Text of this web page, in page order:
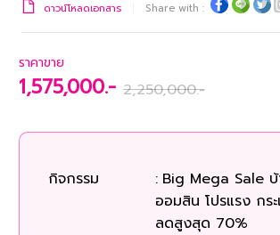
ดาวน์โหลดเอกสาร
Share with :
ราคาขาย
1,575,000.- 2,250,000.-
กิจกรรม : Big Mega Sale
ออมสิน โปรแรง กร
ลดสูงสุด 70%